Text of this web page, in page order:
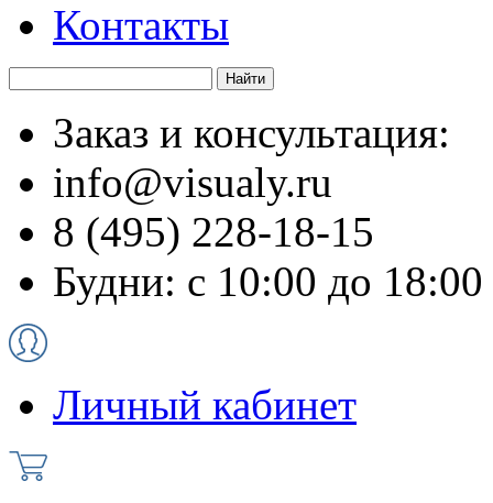
Контакты
Заказ и консультация:
info@visualy.ru
8 (495) 228-18-15
Будни: с 10:00 до 18:00
Личный кабинет